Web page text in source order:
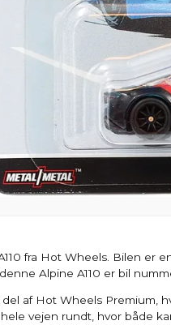
fra Hot Wheels. Bilen er
Alpine A110 er bil
af Hot Wheels Premium,
vejen rundt, hvor både